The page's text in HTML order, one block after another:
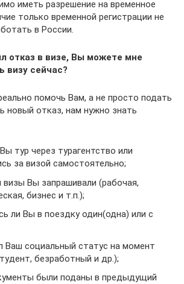
иметь разрешение на временное
только временной регистрации не
в России.
отказ в визе, Вы можете мне
визу сейчас?
помочь Вам, а не просто подать
новый отказ, нам нужно знать
тур через турагентство или
за визой самостоятельно;
визы Вы запрашивали (рабочая,
бизнес и т.п.);
ли Вы в поездку один(одна) или с
Ваш социальный статус на момент
безработный и др.);
были поданы в предыдущий